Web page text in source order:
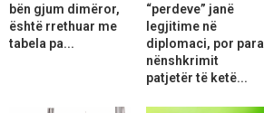
bën gjum dimëror,
është rrethuar me
tabela pa...
“perdeve” janë
legjitime në
diplomaci, por para
nënshkrimit
patjetër të ketë...